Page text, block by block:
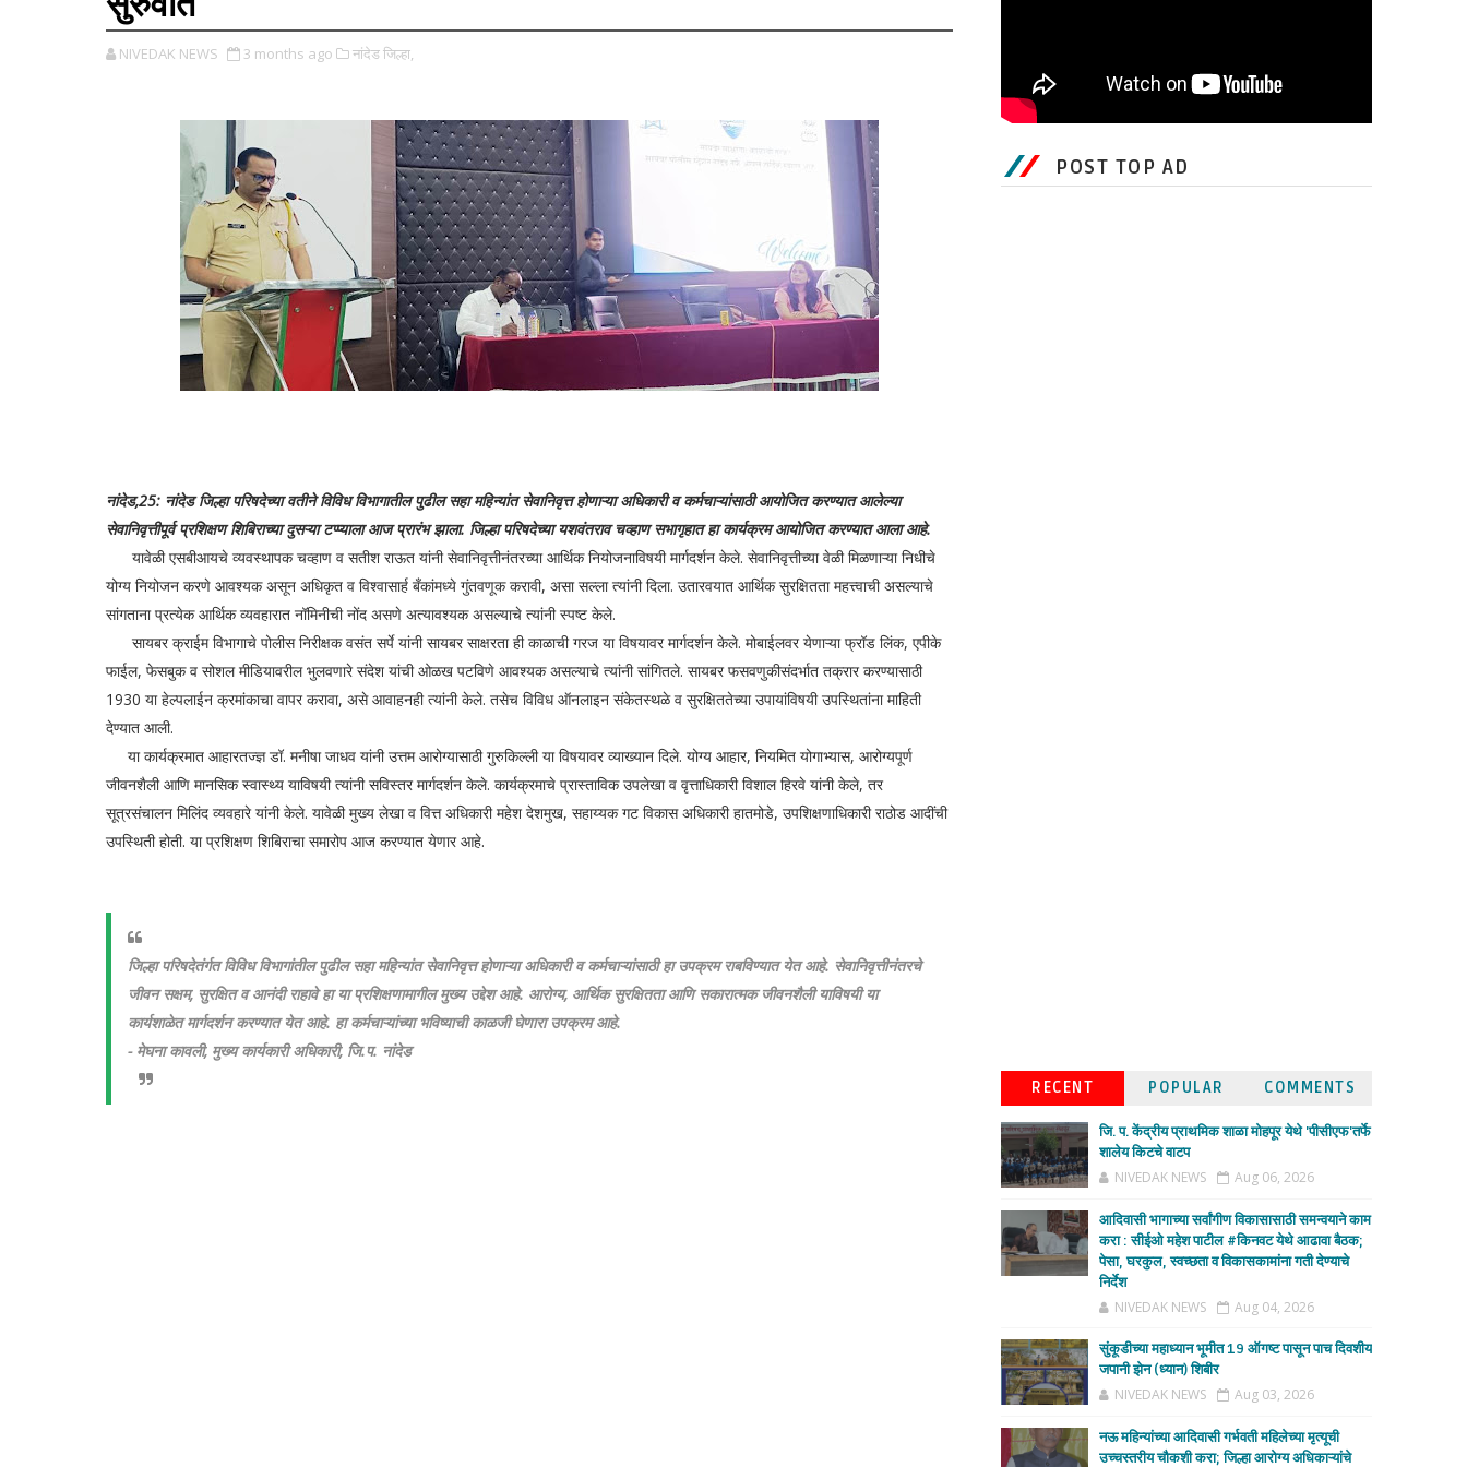
NIVEDAK NEWS 3 months ago नांदेड जिल्हा,
नांदेड,25: नांदेड जिल्हा परिषदेच्या वतीने विविध विभागातील पुढील सहा महिन्यांत सेवानिवृत्त होणाऱ्या अधिकारी व कर्मचाऱ्यांसाठी आयोजित करण्यात आलेल्या
सेवानिवृत्तीपूर्व प्रशिक्षण शिबिराच्या दुसऱ्या टप्प्याला आज प्रारंभ झाला. जिल्हा परिषदेच्या यशवंतराव चव्हाण सभागृहात हा कार्यक्रम आयोजित करण्यात आला आहे.
यावेळी एसबीआयचे व्यवस्थापक चव्हाण व सतीश राऊत यांनी सेवानिवृत्तीनंतरच्या आर्थिक नियोजनाविषयी मार्गदर्शन केले. सेवानिवृत्तीच्या वेळी मिळणाऱ्या निधीचे
योग्य नियोजन करणे आवश्यक असून अधिकृत व विश्वासार्ह बँकांमध्ये गुंतवणूक करावी, असा सल्ला त्यांनी दिला. उतारवयात आर्थिक सुरक्षितता महत्त्वाची असल्याचे
सांगताना प्रत्येक आर्थिक व्यवहारात नॉमिनीची नोंद असणे अत्यावश्यक असल्याचे त्यांनी स्पष्ट केले.
सायबर क्राईम विभागाचे पोलीस निरीक्षक वसंत सर्पे यांनी सायबर साक्षरता ही काळाची गरज या विषयावर मार्गदर्शन केले. मोबाईलवर येणाऱ्या फ्रॉड लिंक, एपीके
फाईल, फेसबुक व सोशल मीडियावरील भुलवणारे संदेश यांची ओळख पटविणे आवश्यक असल्याचे त्यांनी सांगितले. सायबर फसवणुकीसंदर्भात तक्रार करण्यासाठी
1930 या हेल्पलाईन क्रमांकाचा वापर करावा, असे आवाहनही त्यांनी केले. तसेच विविध ऑनलाइन संकेतस्थळे व सुरक्षिततेच्या उपायांविषयी उपस्थितांना माहिती
देण्यात आली.
या कार्यक्रमात आहारतज्ज्ञ डॉ. मनीषा जाधव यांनी उत्तम आरोग्यासाठी गुरुकिल्ली या विषयावर व्याख्यान दिले. योग्य आहार, नियमित योगाभ्यास, आरोग्यपूर्ण
जीवनशैली आणि मानसिक स्वास्थ्य याविषयी त्यांनी सविस्तर मार्गदर्शन केले. कार्यक्रमाचे प्रास्ताविक उपलेखा व वृत्ताधिकारी विशाल हिरवे यांनी केले, तर
सूत्रसंचालन मिलिंद व्यवहारे यांनी केले. यावेळी मुख्य लेखा व वित्त अधिकारी महेश देशमुख, सहाय्यक गट विकास अधिकारी हातमोडे, उपशिक्षणाधिकारी राठोड आदींची
उपस्थिती होती. या प्रशिक्षण शिबिराचा समारोप आज करण्‍यात येणार आहे.
जिल्हा परिषदेतंर्गत विविध विभागांतील पुढील सहा महिन्यांत सेवानिवृत्त होणाऱ्या अधिकारी व कर्मचाऱ्यांसाठी हा उपक्रम राबविण्यात येत आहे. सेवानिवृत्तीनंतरचे
जीवन सक्षम, सुरक्षित व आनंदी राहावे हा या प्रशिक्षणामागील मुख्य उद्देश आहे. आरोग्य, आर्थिक सुरक्षितता आणि सकारात्मक जीवनशैली याविषयी या
कार्यशाळेत मार्गदर्शन करण्यात येत आहे. हा कर्मचाऱ्यांच्या भविष्याची काळजी घेणारा उपक्रम आहे.
- मेघना कावली, मुख्‍य कार्यकारी अधिकारी, जि.प. नांदेड
POST TOP AD
RECENT POPULAR COMMENTS
जि. प. केंद्रीय प्राथमिक शाळा मोहपूर येथे 'पीसीएफ'तर्फे
शालेय किटचे वाटप
NIVEDAK NEWS Aug 06, 2026
आदिवासी भागाच्या सर्वांगीण विकासासाठी समन्वयाने काम
करा : सीईओ महेश पाटील #किनवट येथे आढावा बैठक;
पेसा, घरकुल, स्वच्छता व विकासकामांना गती देण्याचे
निर्देश
NIVEDAK NEWS Aug 04, 2026
सुंकूडीच्या महाध्यान भूमीत 19 ऑगष्ट पासून पाच दिवशीय
जपानी झेन (ध्यान) शिबीर
NIVEDAK NEWS Aug 03, 2026
नऊ महिन्यांच्या आदिवासी गर्भवती महिलेच्या मृत्यूची
उच्चस्तरीय चौकशी करा; जिल्हा आरोग्य अधिकाऱ्यांचे